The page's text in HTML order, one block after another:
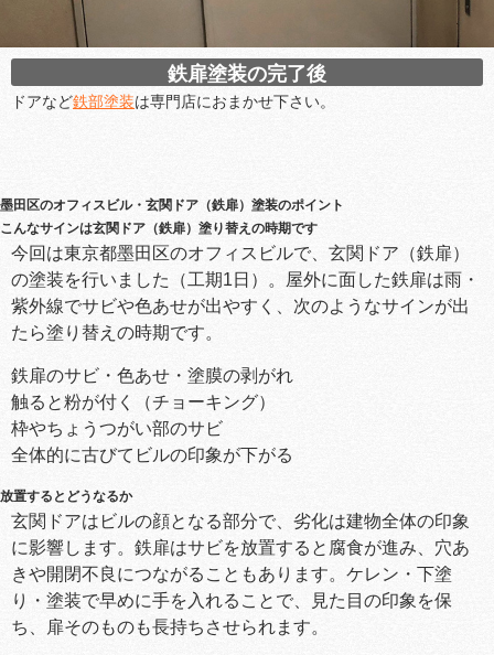
鉄扉塗装の完了後
ドアなど鉄部塗装は専門店におまかせ下さい。
墨田区のオフィスビル・玄関ドア（鉄扉）塗装のポイント
こんなサインは玄関ドア（鉄扉）塗り替えの時期です
今回は東京都墨田区のオフィスビルで、玄関ドア（鉄扉）
の塗装を行いました（工期1日）。屋外に面した鉄扉は雨・
紫外線でサビや色あせが出やすく、次のようなサインが出
たら塗り替えの時期です。
鉄扉のサビ・色あせ・塗膜の剥がれ
触ると粉が付く（チョーキング）
枠やちょうつがい部のサビ
全体的に古びてビルの印象が下がる
放置するとどうなるか
玄関ドアはビルの顔となる部分で、劣化は建物全体の印象
に影響します。鉄扉はサビを放置すると腐食が進み、穴あ
きや開閉不良につながることもあります。ケレン・下塗
り・塗装で早めに手を入れることで、見た目の印象を保
ち、扉そのものも長持ちさせられます。